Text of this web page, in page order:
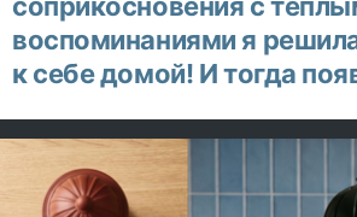
воспоминаниями я
к себе домой! И тогда